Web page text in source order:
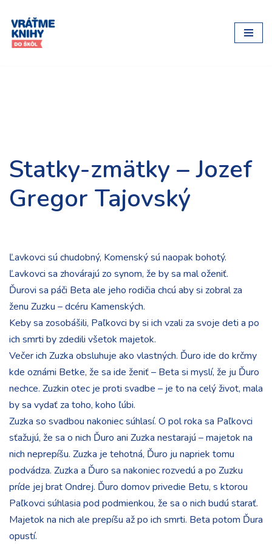
Preskočiť
na
Statky-zmätky – Jozef
Gregor Tajovský
Ľavkovci sú chudobný, Komenský sú naopak bohotý.
Ľavkovci sa zhovárajú zo synom, že by sa mal oženiť.
Ďurovi sa páči Beta ale jeho rodičia chcú aby si zobral za
ženu Zuzku – dcéru Kamenských.
Keby sa zosobášili, Paľkovci by si ich vzali za svoje deti a po
ich smrti by zdedili všetok majetok.
Večer ich Zuzka obsluhuje ako vlastných. Ďuro ide do krčmy
kde oznámi Betke, že sa ide ženiť – Beta si myslí, že ju Ďuro
nechce. Zuzkin otec je proti svadbe – je to na celý život, mala
by sa vydať za toho, koho ľúbi.
Zuzka so svadbou nakoniec súhlasí. O pol roka sa Paľkovci
sťažujú, že sa o nich Ďuro ani Zuzka nestarajú – majetok na
nich neprepíšu. Zuzka je tehotná, Ďuro ju napriek tomu
podvádza. Zuzka a Ďuro sa nakoniec rozvedú a po Zuzku
príde jej brat Ondrej. Ďuro domov privedie Betu, s ktorou
Paľkovci súhlasia pod podmienkou, že sa o nich budú starať.
Majetok na nich ale prepíšu až po ich smrti. Beta potom Ďura
opustí.